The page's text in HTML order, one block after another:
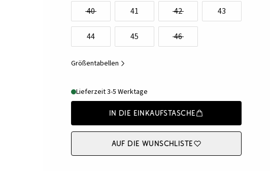
40 41 42 43
44 45 46
Größentabellen
Lieferzeit 3-5 Werktage
In die Einkaufstasche
Auf die Wunschliste